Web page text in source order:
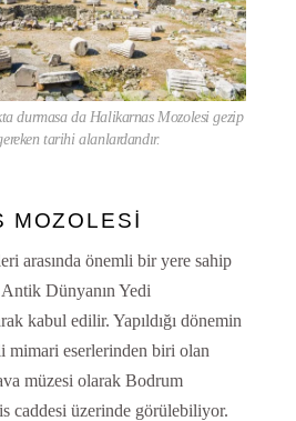
durmasa da Halikarnas Mozolesi gezip
tarihi alanlardandır.
MOZOLESİ
arasında önemli bir yere sahip
Dünyanın Yedi
kabul edilir. Yapıldığı dönemin
mimari eserlerinden biri olan
müzesi olarak Bodrum
caddesi üzerinde görülebiliyor.